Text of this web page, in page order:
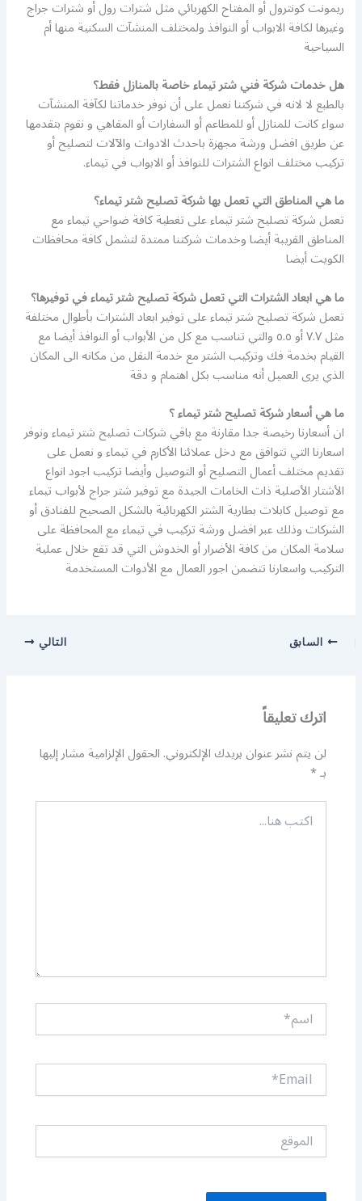
ريمونت كونترول أو المفتاح الكهربائي مثل شترات رول أو شترات جراج
وغيرها لكافة الابواب أو النوافذ ولمختلف المنشآت السكنية منها أم
السياحية
هل خدمات شركة فني شتر تيماء خاصة بالمنازل فقط؟
بالطبع لا لانه في شركتنا نعمل على أن نوفر خدماتنا لكآفة المنشآت
سواء كانت للمنازل أو للمطاعم أو السفارات أو المقاهي و نقوم بتقدمها
عن طريق افضل ورشة مجهزة باحدث الادوات والآلات لتصليح أو
تركيب مختلف انواع الشترات للنوافذ أو الابواب في تيماء.
ما هي المناطق التي تعمل بها شركة تصليح شتر تيماء؟
تعمل شركة تصليح شتر تيماء على تغطية كافة ضواحي تيماء مع
المناطق القريبة أيضا وخدمات شركتنا ممتدة لتشمل كافة محافظات
الكويت أيضا
ما هي ابعاد الشترات التي تعمل شركة تصليح شتر تيماء في توفيرها؟
تعمل شركة تصليح شتر تيماء على توفير ابعاد الشترات بأطوال مختلفة
مثل ٧.٧ أو ٥.٥ والتي تناسب مع كل من الأبواب أو النوافذ أيضا مع
القيام بخدمة فك وتركيب الشتر مع خدمة النقل من مكانه الى المكان
الذي يرى العميل أنه مناسب بكل اهتمام و دقة
ما هي أسعار شركة تصليح شتر تيماء ؟
ان أسعارنا رخيصة جدا مقارنة مع باقي شركات تصليح شتر تيماء ونوفر
اسعارنا التي تتوافق مع دخل عملائنا الأكارم في تيماء و نعمل على
تقديم مختلف أعمال التصليح أو التوصيل وأيضا تركيب اجود انواع
الأشتار الأصلية ذات الخامات الجيدة مع توفير شتر جراج لأبواب تيماء
مع توصيل كابلات بطارية الشتر الكهربائية بالشكل الصحيح للفنادق أو
الشركات وذلك عبر افضل ورشة تركيب في تيماء مع المحافظة على
سلامة المكان من كافة الأضرار أو الخدوش التي قد تقع خلال عملية
التركيب واسعارنا تتضمن اجور العمال مع الأدوات المستخدمة
السابق التالي
اترك تعليقاً
لن يتم نشر عنوان بريدك الإلكتروني.الحقول الإلزامية مشار إليها
بـ*
اكتب
هنا...
اسم*
Email*
الموقع